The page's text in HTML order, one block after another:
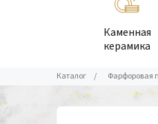
Каменная
керамика
Каталог / Фарфоровая